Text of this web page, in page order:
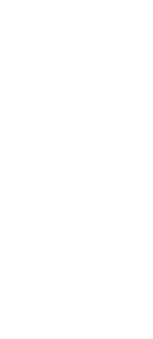
Hugging Face et
Prenez une
Pas de spam. Que de la